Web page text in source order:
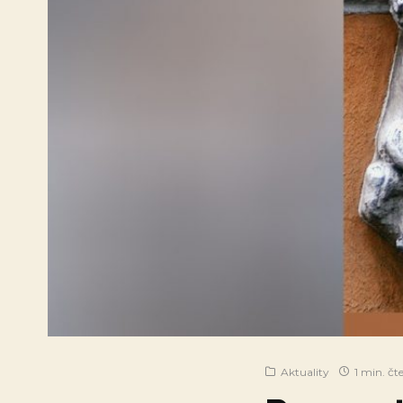
Aktuality 1 min.